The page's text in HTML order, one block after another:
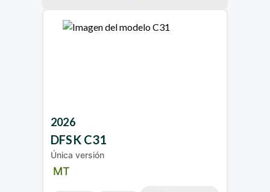
2026
DFSK C31
Única versión
MT